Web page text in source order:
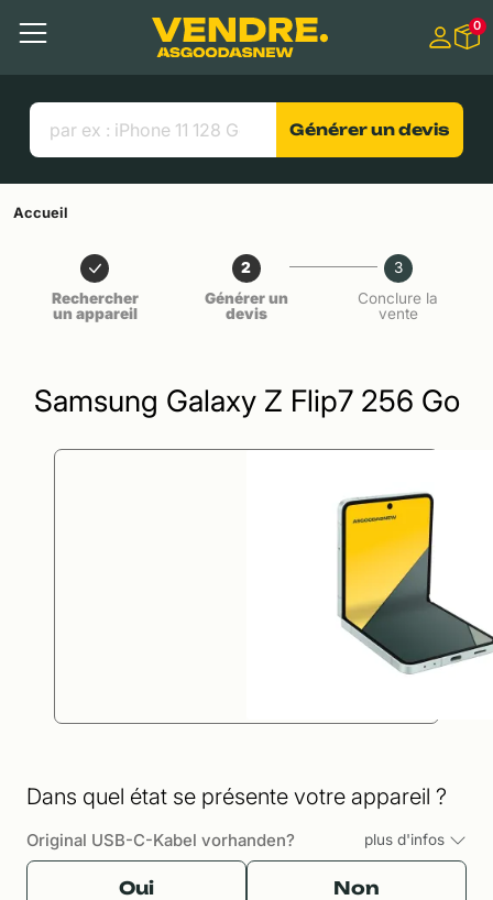
Contenu principal
Menu
Liens utiles
0
Générer un devis
Accueil
Rechercher
un appareil
2
Générer un
devis
3
Conclure la
vente
Samsung Galaxy Z Flip7 256 Go
Dans quel état se présente votre appareil ?
Original USB-C-Kabel vorhanden? plus d'infos
Oui Non